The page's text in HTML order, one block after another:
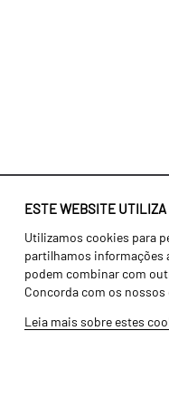
ESTE WEBSITE UTILIZA
Utilizamos cookies para
partilhamos informações
podem combinar com
Concorda com os
Leia mais sobre estes
Identidade
História
Fábrica / Produção
Recursos Humanos